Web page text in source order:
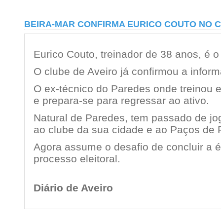
BEIRA-MAR CONFIRMA EURICO COUTO NO
Eurico Couto, treinador de 38 anos, é
O clube de Aveiro já confirmou a
O ex-técnico do Paredes onde treinou
e prepara-se para regressar ao ativo.
Natural de Paredes, tem passado de
ao clube da sua cidade e ao Paços de
Agora assume o desafio de concluir a
processo eleitoral.
Diário de Aveiro